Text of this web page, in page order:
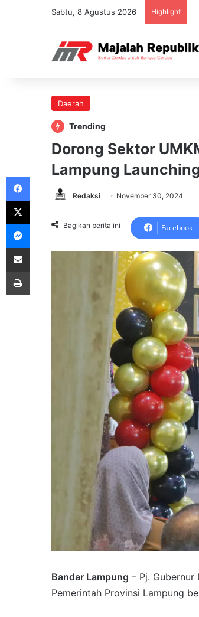
Sabtu, 8 Agustus 2026 Highlight
Daerah
Trending
Dorong Sektor
Lampung
Redaksi November 30, 2024
Bagikan berita ini Facebook
Bandar Lampung – Pj.
Pemerintah Provinsi Lampung
Facebook
X
Messenger
Share via Email